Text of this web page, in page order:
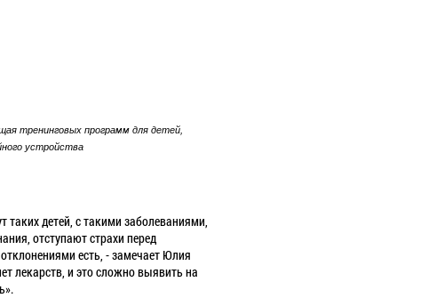
тренинговых программ для детей,
устройства
детей, с такими заболеваниями,
отступают страхи перед
есть, - замечает Юлия
лекарств, и это сложно выявить на